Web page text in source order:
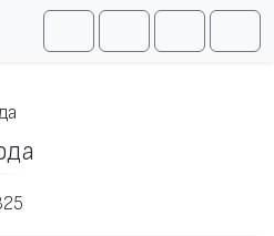
SearchAccountCart